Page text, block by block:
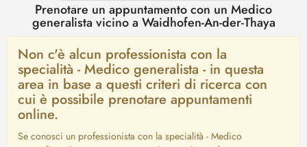
Prenotare un appuntamento con un Medico
generalista vicino a Waidhofen-An-der-Thaya
Non c'è alcun professionista con la
specialità - Medico generalista - in questa
area in base a questi criteri di ricerca con
cui è possibile prenotare appuntamenti
online.
Se conosci un professionista con la specialità - Medico